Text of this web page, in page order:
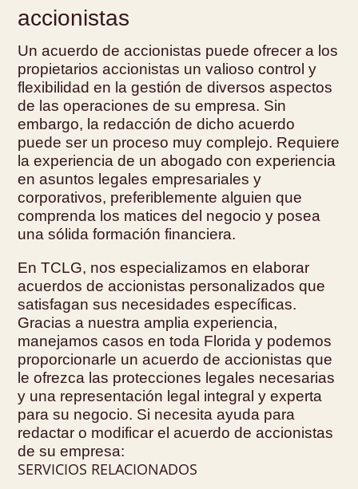
accionistas
Un acuerdo de accionistas puede ofrecer a los
propietarios accionistas un valioso control y
flexibilidad en la gestión de diversos aspectos
de las operaciones de su empresa. Sin
embargo, la redacción de dicho acuerdo
puede ser un proceso muy complejo. Requiere
la experiencia de un abogado con experiencia
en asuntos legales empresariales y
corporativos, preferiblemente alguien que
comprenda los matices del negocio y posea
una sólida formación financiera.
En TCLG, nos especializamos en elaborar
acuerdos de accionistas personalizados que
satisfagan sus necesidades específicas.
Gracias a nuestra amplia experiencia,
manejamos casos en toda Florida y podemos
proporcionarle un acuerdo de accionistas que
le ofrezca las protecciones legales necesarias
y una representación legal integral y experta
para su negocio. Si necesita ayuda para
redactar o modificar el acuerdo de accionistas
de su empresa:
SERVICIOS RELACIONADOS